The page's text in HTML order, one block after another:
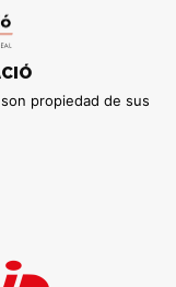
propiedad de sus